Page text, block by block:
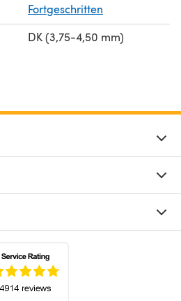
Fortgeschritten
DK (3,75-4,50 mm)